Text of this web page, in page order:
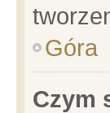
Góra
Czym